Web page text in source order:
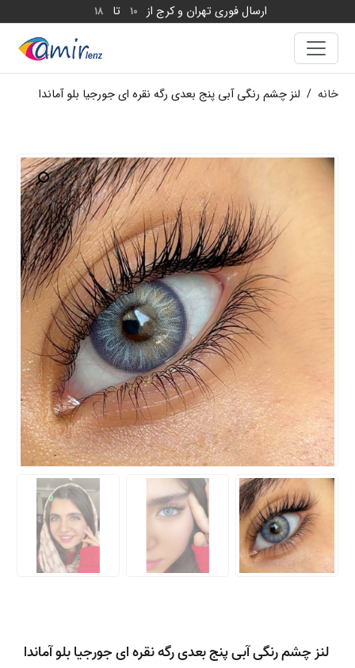
ارسال فوری تهران و کرج از 10 تا 18
خانه / لنز چشم رنگی آبی پنج بعدی رگه نقره ای جورجیا بلو آماندا
لنز چشم رنگی آبی پنج بعدی رگه نقره ای جورجیا بلو آماندا